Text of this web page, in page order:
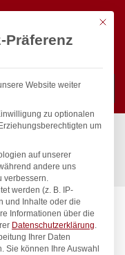
Suchen
für Profis
4″ ÜM
Mit
Präferenz
Website weiter
zu optionalen
um
auf unserer
andere uns
verbessern.
werden (z. B. IP-
und Inhalte oder die
Informationen über die
Datenschutzerklärung.
Ihrer Daten
Sie können Ihre Auswahl